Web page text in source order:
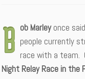
B ob Marleyonce
people currently
race with a team.
Night Relay Race in the